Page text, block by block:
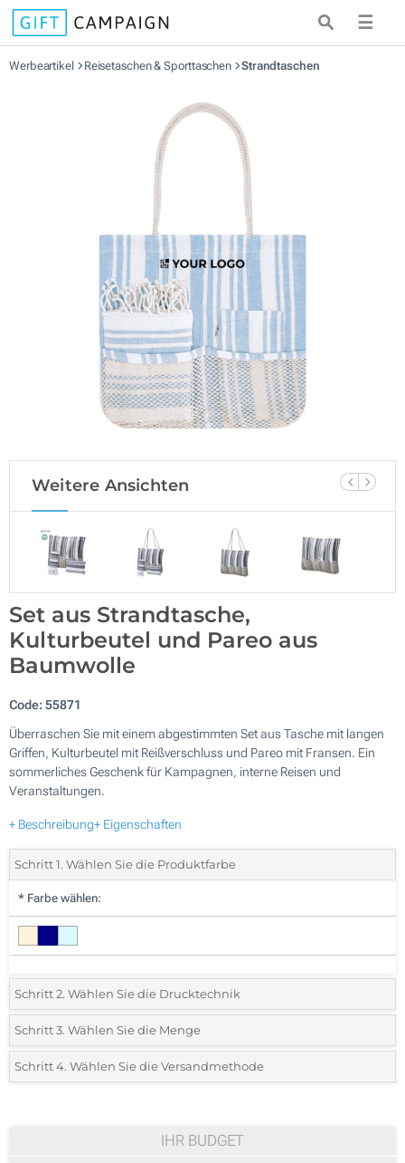
☰
Werbeartikel Reisetaschen & Sporttaschen Strandtaschen
Weitere Ansichten
Set aus Strandtasche,
Kulturbeutel und Pareo aus
Baumwolle
Code:55871
Überraschen Sie mit einem abgestimmten Set aus Tasche mit langen
Griffen, Kulturbeutel mit Reißverschluss und Pareo mit Fransen. Ein
sommerliches Geschenk für Kampagnen, interne Reisen und
Veranstaltungen.
+ Beschreibung+ Eigenschaften
Schritt 1. Wählen Sie die Produktfarbe
* Farbe wählen:
Schritt 2. Wählen Sie die Drucktechnik
*Wählen Sie die Druck- und Farbtechniken für Ihr Logo:
1 Farbig (Auf dem Handtuch)
3 Farbig (Auf der Tasche)
Schritt 3. Wählen Sie die Menge
*Bitte wählen Sie Ihre gewünschte Menge
Schritt 4. Wählen Sie die Versandmethode
IHR BUDGET